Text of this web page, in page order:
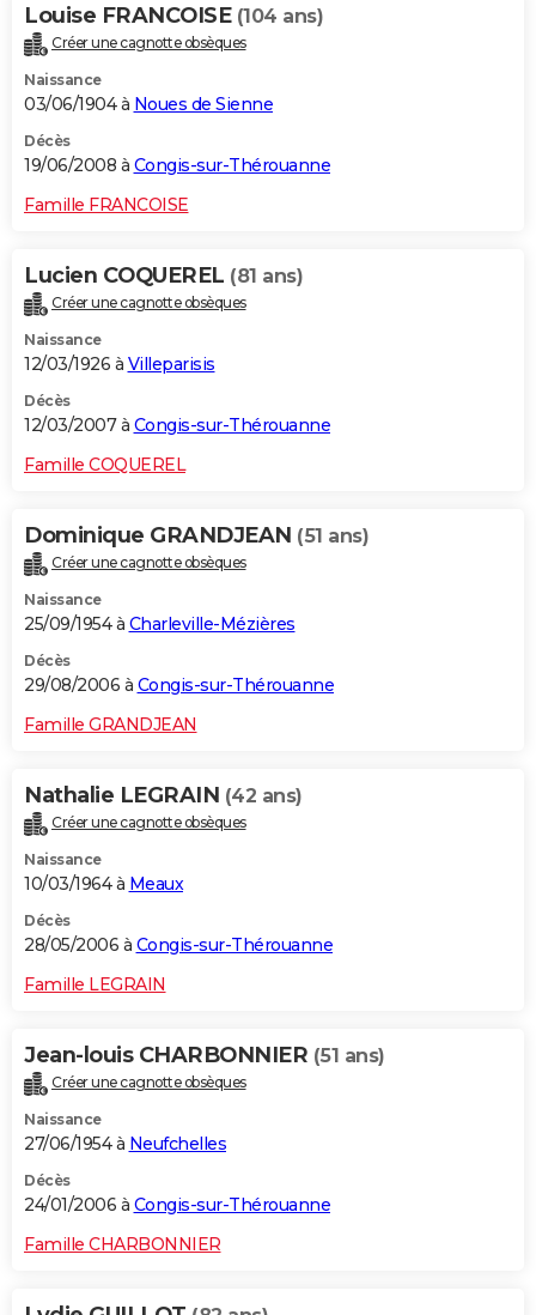
Louise FRANCOISE (104 ans)
Créer une cagnotte obsèques
Naissance
03/06/1904 à Noues de Sienne
Décès
19/06/2008 à Congis-sur-Thérouanne
Famille FRANCOISE
Lucien COQUEREL (81 ans)
Créer une cagnotte obsèques
Naissance
12/03/1926 à Villeparisis
Décès
12/03/2007 à Congis-sur-Thérouanne
Famille COQUEREL
Dominique GRANDJEAN (51 ans)
Créer une cagnotte obsèques
Naissance
25/09/1954 à Charleville-Mézières
Décès
29/08/2006 à Congis-sur-Thérouanne
Famille GRANDJEAN
Nathalie LEGRAIN (42 ans)
Créer une cagnotte obsèques
Naissance
10/03/1964 à Meaux
Décès
28/05/2006 à Congis-sur-Thérouanne
Famille LEGRAIN
Jean-louis CHARBONNIER (51 ans)
Créer une cagnotte obsèques
Naissance
27/06/1954 à Neufchelles
Décès
24/01/2006 à Congis-sur-Thérouanne
Famille CHARBONNIER